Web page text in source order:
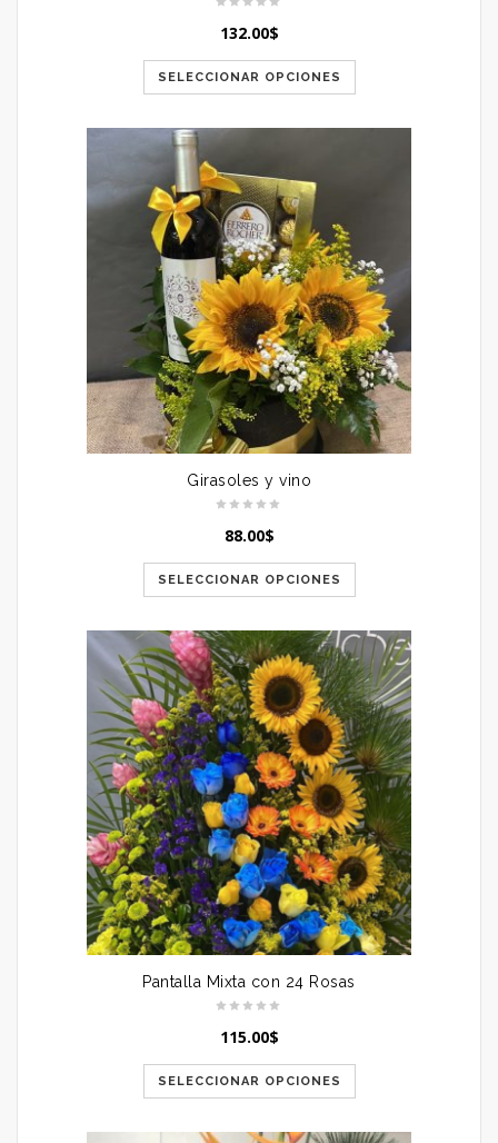
132.00$
SELECCIONAR OPCIONES
Girasoles y vino
88.00$
SELECCIONAR OPCIONES
Pantalla Mixta con 24 Rosas
115.00$
SELECCIONAR OPCIONES